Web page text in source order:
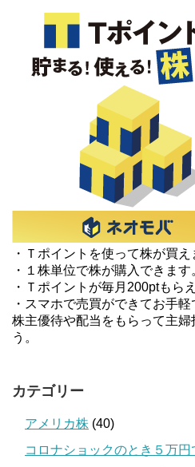
・Ｔポイントを使って株が買え
・１株単位で株が購入できます
・Ｔポイントが毎月200ptもら
・スマホで売買ができてお手軽
株主優待や配当をもらって主婦
う。
カテゴリー
アメリカ株 (40)
コロナショックのとき５万